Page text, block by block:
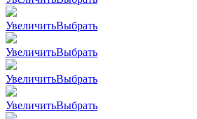
УвеличитьВыбрать
УвеличитьВыбрать
УвеличитьВыбрать
УвеличитьВыбрать